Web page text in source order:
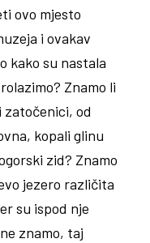
ovo mjesto
i ovakav
kako su nastala
Znamo li
od
kopali glinu
zid? Znamo
jezero različita
su ispod nje
znamo, taj